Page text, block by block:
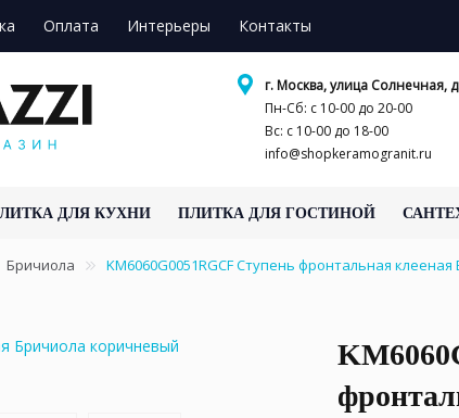
Оплата Интерьеры Контакты
г. Москва, улица Солнечная,
Пн-Сб: с 10-00 до 20-00
Вс: с 10-00 до 18-00
info@shopkeramogranit.ru
ДЛЯ КУХНИ ПЛИТКА ДЛЯ ГОСТИНОЙ
Бричиола KM6060G0051RGCF Ступень фронтальная